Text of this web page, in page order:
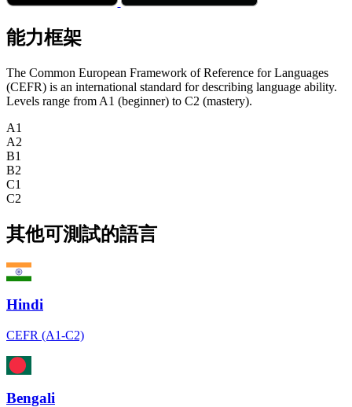
能力框架
The Common European Framework of Reference for Languages
(CEFR) is an international standard for describing language ability.
Levels range from A1 (beginner) to C2 (mastery).
A1
A2
B1
B2
C1
C2
其他可測試的語言
Hindi
CEFR (A1-C2)
Bengali